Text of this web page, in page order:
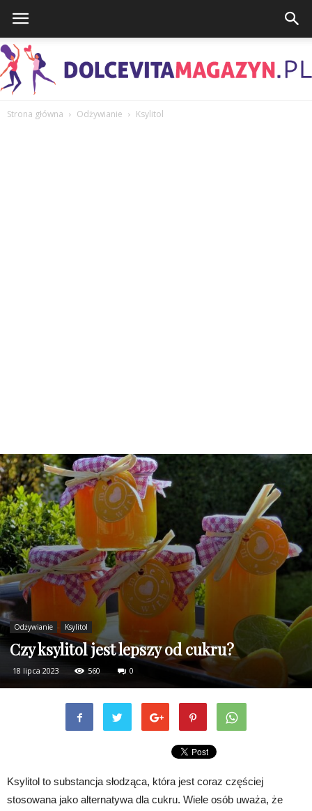
Strona główna Odżywianie Ksylitol
Odżywianie Ksylitol
Czy ksylitol jest lepszy od cukru?
18 lipca 2023 560 0
Ksylitol to substancja słodząca, która jest coraz częściej
stosowana jako alternatywa dla cukru. Wiele osób uważa, że